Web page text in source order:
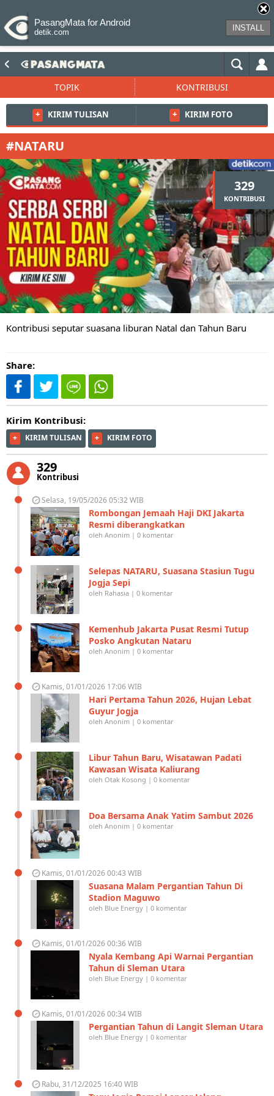
PasangMata for Android
detik.com INSTALL
TOPIK KONTRIBUSI
+ KIRIM TULISAN + KIRIM FOTO
#NATARU
329
KONTRIBUSI
Kontribusi seputar suasana liburan Natal dan Tahun Baru
Share:
Kirim Kontribusi:
+ KIRIM TULISAN + KIRIM FOTO
329
Kontribusi
Selasa, 19/05/2026 05:32 WIB
Rombongan Jemaah Haji DKI Jakarta
Resmi diberangkatkan
oleh Anonim | 0 komentar
Selepas NATARU, Suasana Stasiun Tugu
Jogja Sepi
oleh Rahasia | 0 komentar
Kemenhub Jakarta Pusat Resmi Tutup
Posko Angkutan Nataru
oleh Anonim | 0 komentar
Kamis, 01/01/2026 17:06 WIB
Hari Pertama Tahun 2026, Hujan Lebat
Guyur Jogja
oleh Anonim | 0 komentar
Libur Tahun Baru, Wisatawan Padati
Kawasan Wisata Kaliurang
oleh Otak Kosong | 0 komentar
Doa Bersama Anak Yatim Sambut 2026
oleh Anonim | 0 komentar
Kamis, 01/01/2026 00:43 WIB
Suasana Malam Pergantian Tahun Di
Stadion Maguwo
oleh Blue Energy | 0 komentar
Kamis, 01/01/2026 00:36 WIB
Nyala Kembang Api Warnai Pergantian
Tahun di Sleman Utara
oleh Blue Energy | 0 komentar
Kamis, 01/01/2026 00:34 WIB
Pergantian Tahun di Langit Sleman Utara
oleh Blue Energy | 0 komentar
Rabu, 31/12/2025 16:40 WIB